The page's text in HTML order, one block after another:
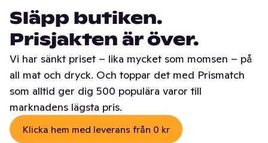
Släpp butiken.
Prisjakten är över.
Vi har sänkt priset – lika mycket som momsen – på
all mat och dryck. Och toppar det med Prismatch
som alltid ger dig 500 populära varor till
marknadens lägsta pris.
Klicka hem med leverans från 0 kr